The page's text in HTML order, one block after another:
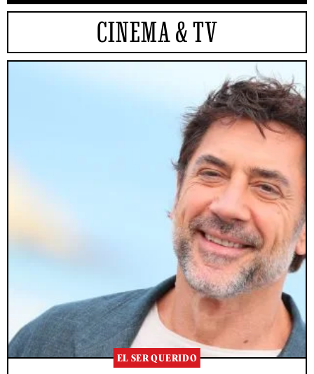
CINEMA & TV
EL SER QUERIDO